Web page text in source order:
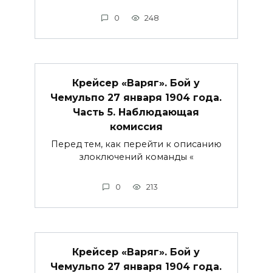
0 248
Крейсер «Варяг». Бой у
Чемульпо 27 января 1904 года.
Часть 5. Наблюдающая
комиссия
Перед тем, как перейти к описанию
злоключений команды «
0 213
Крейсер «Варяг». Бой у
Чемульпо 27 января 1904 года.